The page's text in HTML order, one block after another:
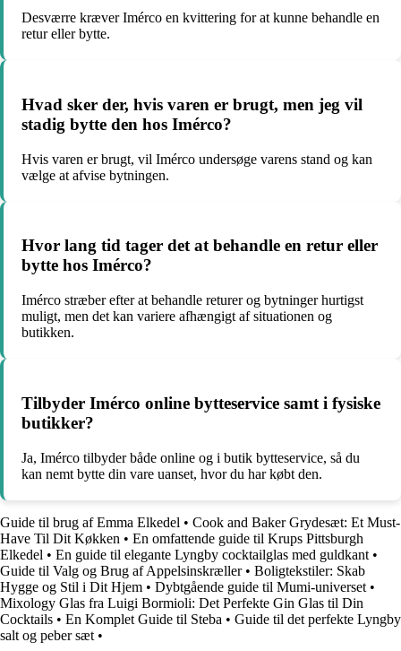
Desværre kræver Imérco en kvittering for at kunne behandle en
retur eller bytte.
Hvad sker der, hvis varen er brugt, men jeg vil
stadig bytte den hos Imérco?
Hvis varen er brugt, vil Imérco undersøge varens stand og kan
vælge at afvise bytningen.
Hvor lang tid tager det at behandle en retur eller
bytte hos Imérco?
Imérco stræber efter at behandle returer og bytninger hurtigst
muligt, men det kan variere afhængigt af situationen og
butikken.
Tilbyder Imérco online bytteservice samt i fysiske
butikker?
Ja, Imérco tilbyder både online og i butik bytteservice, så du
kan nemt bytte din vare uanset, hvor du har købt den.
Guide til brug af Emma Elkedel • Cook and Baker Grydesæt: Et Must-
Have Til Dit Køkken • En omfattende guide til Krups Pittsburgh
Elkedel • En guide til elegante Lyngby cocktailglas med guldkant •
Guide til Valg og Brug af Appelsinskræller• Boligtekstiler: Skab
Hygge og Stil i Dit Hjem • Dybtgående guide til Mumi-universet •
Mixology Glas fra Luigi Bormioli: Det Perfekte Gin Glas til Din
Cocktails • En Komplet Guide til Steba • Guide til det perfekte Lyngby
salt og peber sæt •